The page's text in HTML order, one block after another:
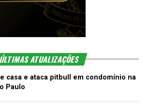
ÚLTIMAS ATUALIZAÇÕES
casa e ataca pitbull em condomínio na
Paulo